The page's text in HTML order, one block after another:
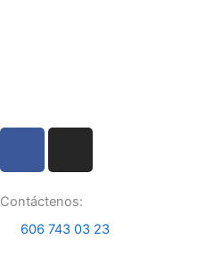
e
b
t
a
Contáctenos:
606 743 03 23